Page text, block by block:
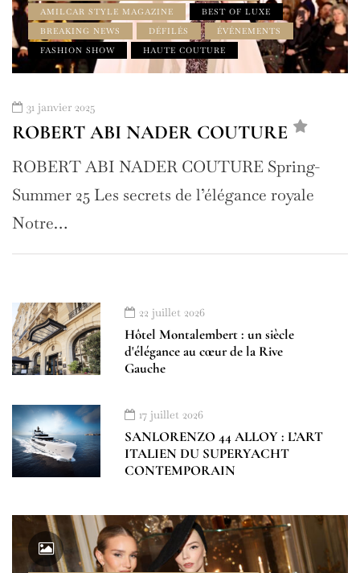
AMILCAR STYLE MAGAZINE
BEST OF LUXE
BREAKING NEWS
DÉFILÉS
ÉVÉNEMENTS
FASHION SHOW
HAUTE COUTURE
31 janvier 2025
ROBERT ABI NADER COUTURE
ROBERT ABI NADER COUTURE Spring-
Summer 25 Les secrets de l’élégance royale
Notre…
22 juillet 2026
Hôtel Montalembert : un siècle
d'élégance au cœur de la Rive
Gauche
17 juillet 2026
SANLORENZO 44 ALLOY : L’ART
ITALIEN DU SUPERYACHT
CONTEMPORAIN